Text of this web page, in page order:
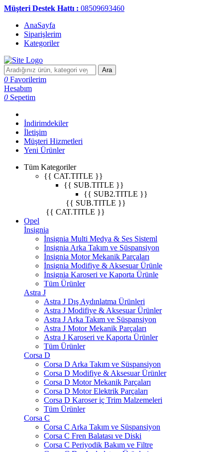
Müşteri Destek Hattı : 08509693460
AnaSayfa
Siparişlerim
Kategoriler
Ara
0 Favorilerim
Hesabım
0 Sepetim
İndirimdekiler
İletişim
Müşteri Hizmetleri
Yeni Ürünler
Tüm Kategoriler
{{ CAT.TITLE }}
{{ SUB.TITLE }}
{{ SUB2.TITLE }}
{{ SUB.TITLE }}
{{ CAT.TITLE }}
Opel
İnsignia
İnsignia Multi Medya & Ses Sisteml
İnsignia Arka Takım ve Süspansiyon
İnsignia Motor Mekanik Parçaları
İnsignia Modifiye & Aksesuar Ürünle
İnsignia Karoseri ve Kaporta Ürünle
Tüm Ürünler
Astra J
Astra J Dış Aydınlatma Ürünleri
Astra J Modifiye & Aksesuar Ürünler
Astra J Arka Takım ve Süspansiyon
Astra J Motor Mekanik Parçaları
Astra J Karoseri ve Kaporta Ürünler
Tüm Ürünler
Corsa D
Corsa D Arka Takım ve Süspansiyon
Corsa D Modifiye & Aksesuar Ürünler
Corsa D Motor Mekanik Parçaları
Corsa D Motor Elektrik Parçaları
Corsa D Karoser iç Trim Malzemeleri
Tüm Ürünler
Corsa C
Corsa C Arka Takım ve Süspansiyon
Corsa C Fren Balatası ve Diski
Corsa C Periyodik Bakım ve Filtre